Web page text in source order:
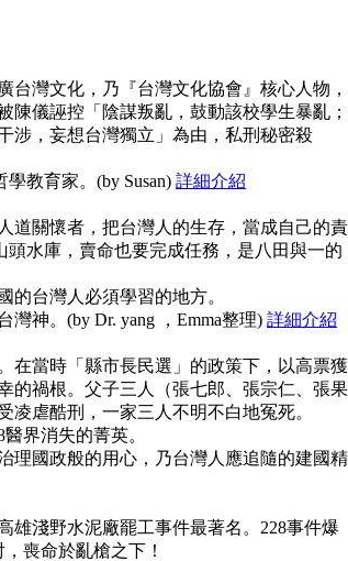
灣文化，乃『台灣文化協會』核心人物，
儀誣控「陰謀叛亂，鼓動該校學生暴亂；
涉，妄想台灣獨立」為由，私刑秘密殺
教育家。(by Susan) 詳細介紹
道關懷者，把台灣人的生存，當成自己的責
水庫，賣命也要完成任務，是八田與一的
的台灣人必須學習的地方。
神。(by Dr. yang ，Emma整理) 詳細介紹
在當時「縣市長民選」的政策下，以高票獲
的禍根。父子三人（張七郎、張宗仁、張果
虐酷刑，一家三人不明不白地冤死。
界消失的菁英。
理國政般的用心，乃台灣人應追隨的建國精
雄淺野水泥廠罷工事件最著名。228事件爆
喪命於亂槍之下！